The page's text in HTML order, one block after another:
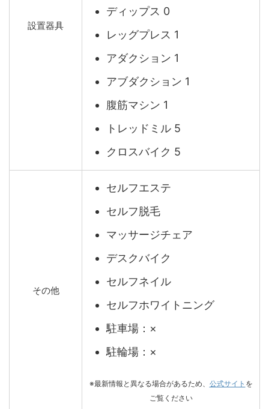
設置器具
ディップス 0
レッグプレス 1
アダクション 1
アブダクション 1
腹筋マシン 1
トレッドミル 5
クロスバイク 5
その他
セルフエステ
セルフ脱毛
マッサージチェア
デスクバイク
セルフネイル
セルフホワイトニング
駐車場：×
駐輪場：×
※最新情報と異なる場合があるため、 公式サイト を
ご覧ください